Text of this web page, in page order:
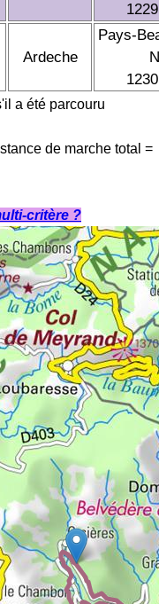
Ardeche
Pays-
a été parcouru
de marche total =
critère ?